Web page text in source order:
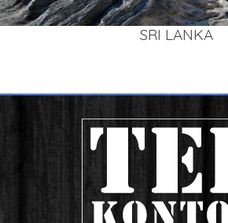
SRI LAN­KA